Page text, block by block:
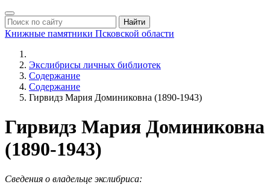
Найти
Книжные памятники Псковской области
Экслибрисы личных библиотек
Содержание
Содержание
Гирвидз Мария Доминиковна (1890-1943)
Гирвидз Мария Доминиковна
(1890-1943)
Сведения о владельце экслибриса: